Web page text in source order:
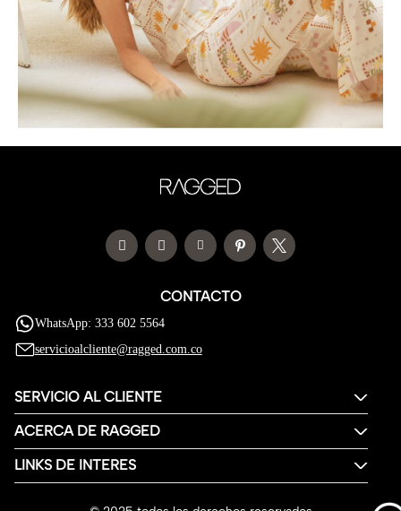
CONTACTO
WhatsApp: 333 602 5564
servicioalcliente@ragged.com.co
SERVICIO AL CLIENTE
ACERCA DE RAGGED
LINKS DE INTERES